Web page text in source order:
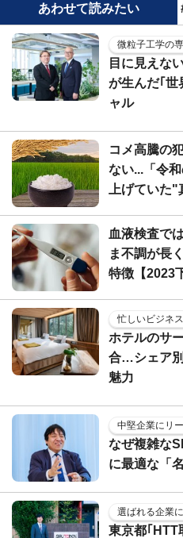
あわせて読みたい
微粒子工学の
目に見えな
が生んだ｢世
ャル
コメ高騰の
ない...「令
上げていた
血液検査で
ま不調が長
特徴【2023
忙しいビジネ
ホテルのサ
合…シェア
魅力
中堅企業にリ
なぜ複雑な
に最適な「
選ばれる企業
東京都｢HTT